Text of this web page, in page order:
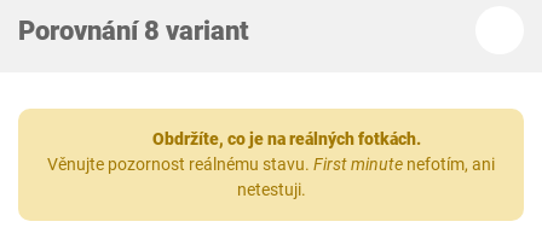
Porovnání 8 variant
Obdržíte, co je na reálných fotkách.
Věnujte pozornost reálnému stavu. First minute nefotím, ani
netestuji.